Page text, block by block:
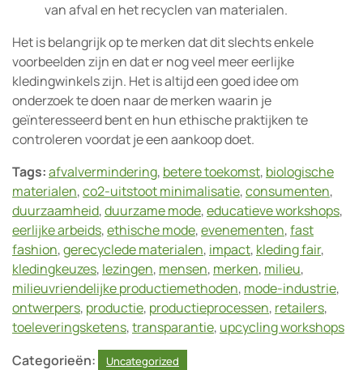
van afval en het recyclen van materialen.
Het is belangrijk op te merken dat dit slechts enkele
voorbeelden zijn en dat er nog veel meer eerlijke
kledingwinkels zijn. Het is altijd een goed idee om
onderzoek te doen naar de merken waarin je
geïnteresseerd bent en hun ethische praktijken te
controleren voordat je een aankoop doet.
Tags:afvalvermindering, betere toekomst, biologische
materialen,co2-uitstoot minimalisatie,consumenten,
duurzaamheid,duurzame mode,educatieve workshops,
eerlijke arbeids,ethische mode,evenementen,fast
fashion,gerecyclede materialen, impact, kleding fair,
kledingkeuzes, lezingen, mensen, merken, milieu,
milieuvriendelijke productiemethoden, mode-industrie,
ontwerpers, productie, productieprocessen, retailers,
toeleveringsketens,transparantie, upcycling workshops
Categorieën:
Uncategorized